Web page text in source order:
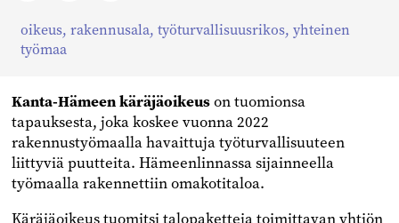
Jaa
Facebookissa
Jaa
Twitterissä
Jaa
Linkedinissä
oikeus, rakennusala, työturvallisuusrikos, yhteinen
työmaa
Kanta-Hämeen käräjäoikeuson tuomionsa
tapauksesta, joka koskee vuonna 2022
rakennustyömaalla havaittuja työturvallisuuteen
liittyviä puutteita. Hämeenlinnassa sijainneella
työmaalla rakennettiin omakotitaloa.